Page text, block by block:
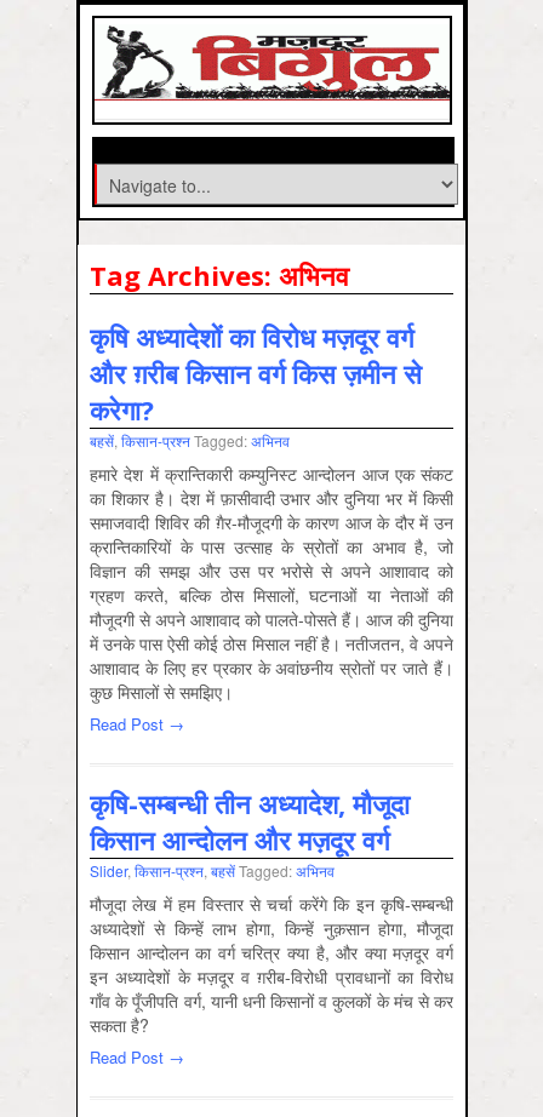
Tag Archives: अभिनव
कृषि अध्‍यादेशों का विरोध मज़दूर वर्ग
और ग़रीब किसान वर्ग किस ज़मीन से
करेगा?
बहसें, किसान-प्रश्‍नTagged:अभिनव
हमारे देश में क्रान्तिकारी कम्‍युनिस्‍ट आन्‍दोलन आज एक संकट
का शिकार है। देश में फ़ासीवादी उभार और दुनिया भर में किसी
समाजवादी शिविर की ग़ैर-मौजूदगी के कारण आज के दौर में उन
क्रान्तिकारियों के पास उत्‍साह के स्रोतों का अभाव है, जो
विज्ञान की समझ और उस पर भरोसे से अपने आशावाद को
ग्रहण करते, बल्कि ठोस मिसालों, घटनाओं या नेताओं की
मौजूदगी से अपने आशावाद को पालते-पोसते हैं। आज की दुनिया
में उनके पास ऐसी कोई ठोस मिसाल नहीं है। नतीजतन, वे अपने
आशावाद के लिए हर प्रकार के अवांछनीय स्रोतों पर जाते हैं।
कुछ मिसालों से समझिए।
Read Post →
कृषि-सम्‍बन्‍धी तीन अध्‍यादेश, मौजूदा
किसान आन्‍दोलन और मज़दूर वर्ग
Slider, किसान-प्रश्‍न, बहसेंTagged:अभिनव
मौजूदा लेख में हम विस्‍तार से चर्चा करेंगे कि इन कृषि-सम्‍बन्‍धी
अध्‍यादेशों से किन्‍हें लाभ होगा, किन्‍हें नुक़सान होगा, मौजूदा
किसान आन्‍दोलन का वर्ग चरित्र क्‍या है, और क्‍या मज़दूर वर्ग
इन अध्‍यादेशों के मज़दूर व ग़रीब-विरोधी प्रावधानों का विरोध
गाँव के पूँजीपति वर्ग, यानी धनी किसानों व कुलकों के मंच से कर
सकता है?
Read Post →